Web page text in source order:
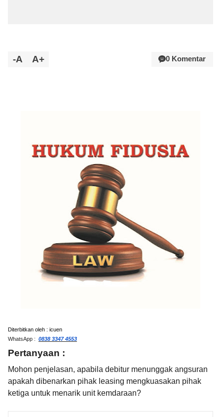
-A A+ 0 Komentar
Diterbitkan oleh : icuen
WhatsApp : 0838 3347 4553
Pertanyaan :
Mohon penjelasan, apabila debitur menunggak angsuran
apakah dibenarkan pihak leasing mengkuasakan pihak
ketiga untuk menarik unit kemdaraan?